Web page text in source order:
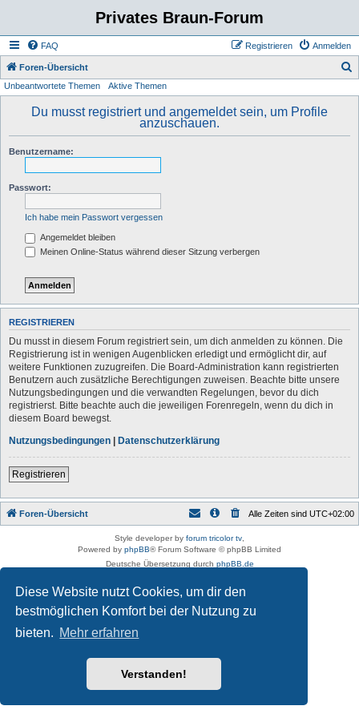
Diese Website nutzt Cookies, um dir den
bestmöglichen Komfort bei der Nutzung zu
bieten. Mehr erfahren
Verstanden!
Privates Braun-Forum
FAQ Anmelden
Registrieren
Foren-Übersicht
Unbeantwortete Themen Aktive Themen
Du musst registriert und angemeldet sein, um Profile
anzuschauen.
Benutzername:
Passwort:
Ich habe mein Passwort vergessen
Angemeldet bleiben
Meinen Online-Status während dieser Sitzung verbergen
REGISTRIEREN
Du musst in diesem Forum registriert sein, um dich anmelden zu können. Die
Registrierung ist in wenigen Augenblicken erledigt und ermöglicht dir, auf
weitere Funktionen zuzugreifen. Die Board-Administration kann registrierten
Benutzern auch zusätzliche Berechtigungen zuweisen. Beachte bitte unsere
Nutzungsbedingungen und die verwandten Regelungen, bevor du dich
registrierst. Bitte beachte auch die jeweiligen Forenregeln, wenn du dich in
diesem Board bewegst.
Nutzungsbedingungen | Datenschutzerklärung
Registrieren
Foren-Übersicht Alle Zeiten sind UTC+02:00
Style developer by forum tricolor tv
Powered by phpBB® Forum Software © phpBB Limited
Deutsche Übersetzung durch phpBB.de